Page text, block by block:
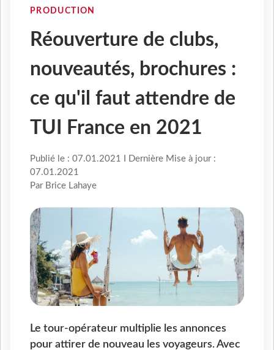
PRODUCTION
Réouverture de clubs,
nouveautés, brochures :
ce qu'il faut attendre de
TUI France en 2021
Publié le : 07.01.2021 I Dernière Mise à jour :
07.01.2021
Par Brice Lahaye
Le tour-opérateur multiplie les annonces
pour attirer de nouveau les voyageurs. Avec